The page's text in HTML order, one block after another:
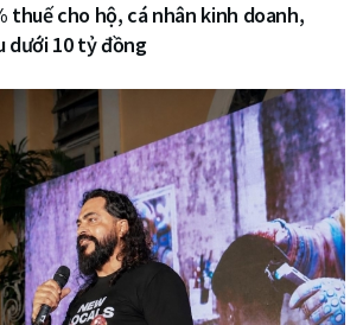
thuế cho hộ, cá nhân kinh doanh,
dưới 10 tỷ đồng